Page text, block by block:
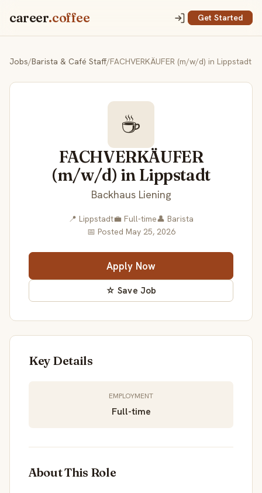
career.coffee Get Started
Jobs/Barista & Café Staff/FACHVERKÄUFER (m/w/d) in Lippstadt
☕
FACHVERKÄUFER
(m/w/d) in Lippstadt
Backhaus Liening
📍 Lippstadt💼 Full-time👤 Barista
📅 Posted May 25, 2026
Apply Now
☆ Save Job
Key Details
EMPLOYMENT
Full-time
About This Role